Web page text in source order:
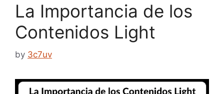
La Importancia de los
Contenidos Light
by 3c7uv